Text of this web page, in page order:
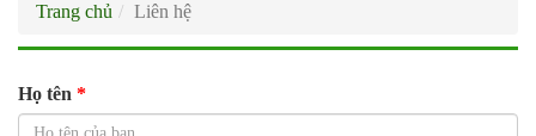
Trang chủ Liên hệ
Họ tên
KINH NGHIỆM